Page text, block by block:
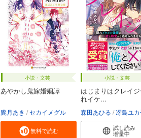
小説・文芸
あやかし鬼嫁婚姻譚
朧月あき セカイメグル
無料で読む
小説・文芸
はじまりはクレイ
れイケ...
森田あひる 冴島ユ
試し読み
増量中